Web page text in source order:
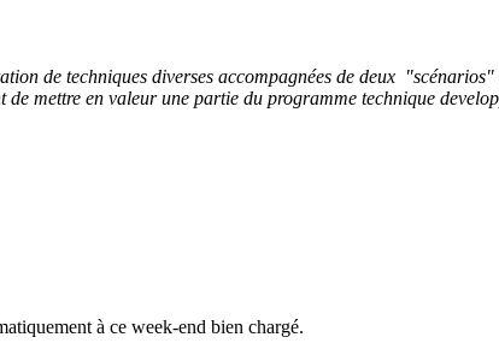
de techniques diverses accompagnées de deux
de mettre en valeur une partie du programme technique
à ce week-end bien chargé.